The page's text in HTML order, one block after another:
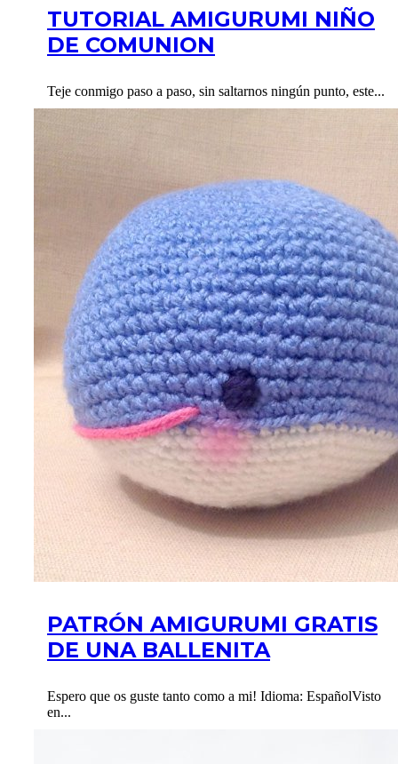
TUTORIAL AMIGURUMI NIÑO
DE COMUNION
Teje conmigo paso a paso, sin saltarnos ningún punto, este...
PATRÓN AMIGURUMI GRATIS
DE UNA BALLENITA
Espero que os guste tanto como a mi! Idioma: EspañolVisto
en...